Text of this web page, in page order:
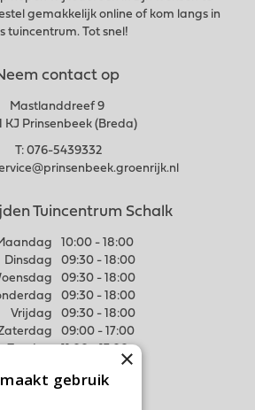
gemakkelijk online of kom langs in
tuincentrum. Tot snel!
contact op
Mastlanddreef 9
KJ Prinsenbeek (Breda)
T: 076-5439332
Tuincentrum Schalk
10:00 - 18:00
Dinsdag
09:30 - 18:00
09:30 - 18:00
09:30 - 18:00
Vrijdag
09:30 - 18:00
09:00 - 17:00
Meer weten
×
gebruik